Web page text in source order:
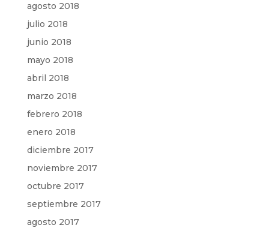
agosto 2018
julio 2018
junio 2018
mayo 2018
abril 2018
marzo 2018
febrero 2018
enero 2018
diciembre 2017
noviembre 2017
octubre 2017
septiembre 2017
agosto 2017